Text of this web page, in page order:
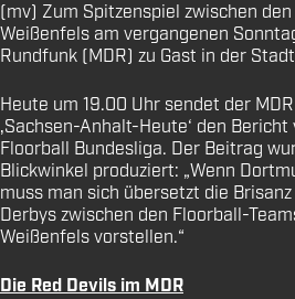
(mv) Zum Spitzenspiel zwischen
Weißenfels am vergangenen
Rundfunk (MDR) zu Gast in der
Heute um 19.00 Uhr sendet der
‚Sachsen-Anhalt-Heute‘ den
Floorball Bundesliga. Der Beitrag
Blickwinkel produziert: „Wenn
muss man sich übersetzt die
Derbys zwischen den Floorball-
Weißenfels vorstellen.“
Die Red Devils im MDR